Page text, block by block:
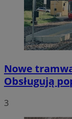
Nowe
Obsługują
3